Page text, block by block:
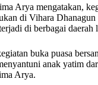
Arya mengatakan,
di Vihara
di berbagai daerah
buka puasa
anak yatim
Arya.